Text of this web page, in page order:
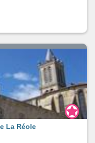
La Réole